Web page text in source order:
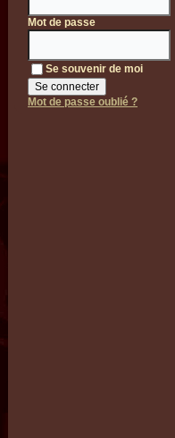
Mot de passe
Se souvenir de moi
Mot de passe oublié ?